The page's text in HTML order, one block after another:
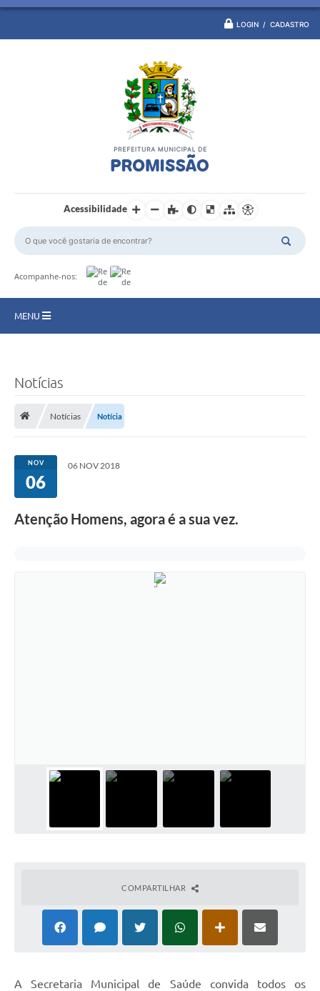
LOGIN / CADASTRO
Acessibilidade
Acompanhe-nos:
MENU
Turismo
Ouvidoria
Balcão de Empregos
Coleta Seletiva
Empreendedores
Notícias
Notícias Notícia
NOV
06
06 NOV 2018
Atenção Homens, agora é a sua vez.
COMPARTILHAR
A Secretaria Municipal de Saúde convida todos os